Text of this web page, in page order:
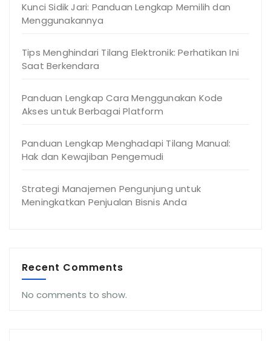
Kunci Sidik Jari: Panduan Lengkap Memilih dan
Menggunakannya
Tips Menghindari Tilang Elektronik: Perhatikan Ini
Saat Berkendara
Panduan Lengkap Cara Menggunakan Kode
Akses untuk Berbagai Platform
Panduan Lengkap Menghadapi Tilang Manual:
Hak dan Kewajiban Pengemudi
Strategi Manajemen Pengunjung untuk
Meningkatkan Penjualan Bisnis Anda
Recent Comments
No comments to show.